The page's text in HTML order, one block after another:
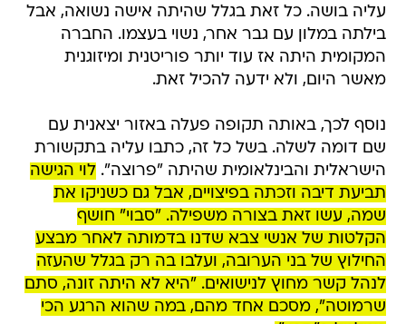
עליה בושה. כל זאת בגלל שהיתה אישה נשואה, אבל
בילתה במלון עם גבר אחר, נשוי בעצמו. החברה
המקומית היתה אז עוד יותר פוריטנית ומיזוגנית
מאשר היום, ולא ידעה להכיל זאת.
נוסף לכך, באותה תקופה פעלה באזור יצאנית עם
שם דומה לשלה. בשל כל זה, כתבו עליה בתקשורת
הישראלית והבינלאומית שהיתה "פרוצה".לוי הגישה
תביעת דיבה וזכתה בפיצויים, אבל גם כשניקו את
שמה, עשו זאת בצורה משפילה. "סבוי" חושף
הקלטות של אנשי צבא שדנו בדמותה לאחר מבצע
החילוץ של בני הערובה, ועלבו בה רק בגלל שהעזה
לנהל קשר מחוץ לנישואים. "היא לא היתה זונה, סתם
שרמוטה", מסכם אחד מהם, במה שהוא הרגע הכי